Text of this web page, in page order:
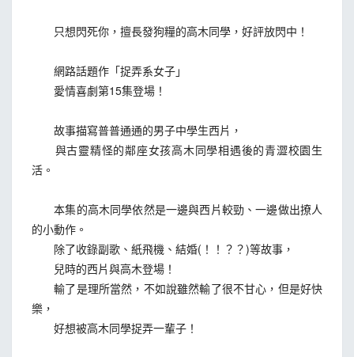
只想閃死你，擅長發狗糧的高木同學，好評放閃中！
網路話題作「捉弄系女子」
愛情喜劇第15集登場！
故事描寫普普通通的男子中學生西片，
與古靈精怪的鄰座女孩高木同學相遇後的青澀校園生
活。
本集的高木同學依然是一邊與西片較勁、一邊做出撩人
的小動作。
除了收錄副歌、紙飛機、結婚(！！？？)等故事，
兒時的西片與高木登場！
輸了是理所當然，不如說雖然輸了很不甘心，但是好快
樂，
好想被高木同學捉弄一輩子！